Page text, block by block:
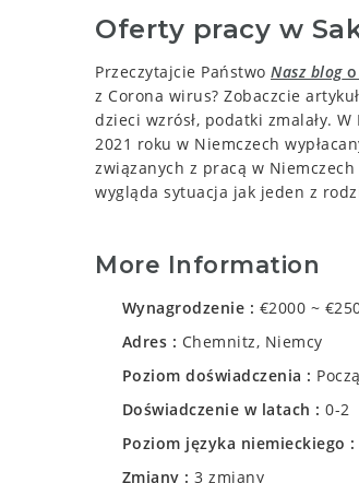
Oferty pracy w
Przeczytajcie Państwo Nasz blogo
z Corona wirus? Zobaczcie
dzieci wzrósł, podatki zmalały.
2021 roku w Niemczech
związanych z pracą w
wygląda sytuacja jak jeden z
More Information
Wynagrodzenie
€2000 ~
Adres
Chemnitz, Niemcy
Poziom doświadczenia
Doświadczenie w latach
0-2
Poziom języka niemieckiego
Zmiany
3 zmiany